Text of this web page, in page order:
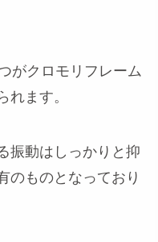
がクロモリフレーム
れます。
振動はしっかりと抑
のものとなっており